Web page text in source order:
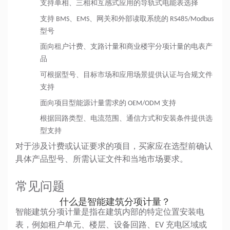
支持单相、三相和互感式应用的导轨式电能表选择
支持 BMS、EMS、网关和外部读取系统的 RS485/Modbus
型号
面向租户计费、支路计量和商业楼宇分项计量的电表产
品
可根据型号、目标市场和应用场景提供认证与合规文件
支持
面向项目型能源计量需求的 OEM/ODM 支持
根据回路类型、电流范围、通信方式和安装条件提供选
型支持
对于涉及计费或认证要求的项目，买家应在选型前确认
具体产品型号、所需认证文件和当地市场要求。
常见问题
什么是智能建筑分项计量？
智能建筑分项计量是指在建筑内部的特定位置安装电
表，例如租户单元、楼层、设备回路、EV 充电区域或